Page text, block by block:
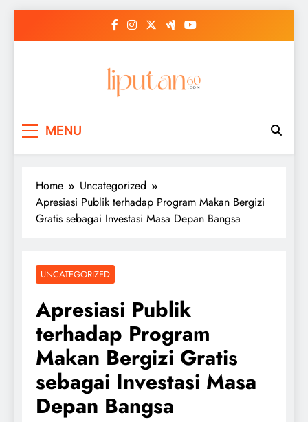
MENU
Home
Uncategorized
Apresiasi Publik terhadap Program Makan Bergizi
Gratis sebagai Investasi Masa Depan Bangsa
UNCATEGORIZED
Apresiasi Publik
terhadap Program
Makan Bergizi Gratis
sebagai Investasi Masa
Depan Bangsa